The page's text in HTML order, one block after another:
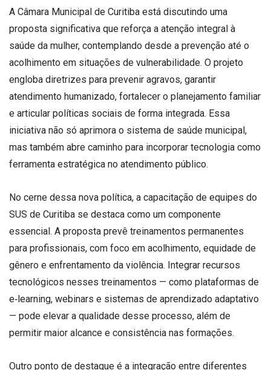
A Câmara Municipal de Curitiba está discutindo uma
proposta significativa que reforça a atenção integral à
saúde da mulher, contemplando desde a prevenção até o
acolhimento em situações de vulnerabilidade. O projeto
engloba diretrizes para prevenir agravos, garantir
atendimento humanizado, fortalecer o planejamento familiar
e articular políticas sociais de forma integrada. Essa
iniciativa não só aprimora o sistema de saúde municipal,
mas também abre caminho para incorporar tecnologia como
ferramenta estratégica no atendimento público.
No cerne dessa nova política, a capacitação de equipes do
SUS de Curitiba se destaca como um componente
essencial. A proposta prevê treinamentos permanentes
para profissionais, com foco em acolhimento, equidade de
gênero e enfrentamento da violência. Integrar recursos
tecnológicos nesses treinamentos — como plataformas de
e‑learning, webinars e sistemas de aprendizado adaptativo
— pode elevar a qualidade desse processo, além de
permitir maior alcance e consistência nas formações.
Outro ponto de destaque é a integração entre diferentes